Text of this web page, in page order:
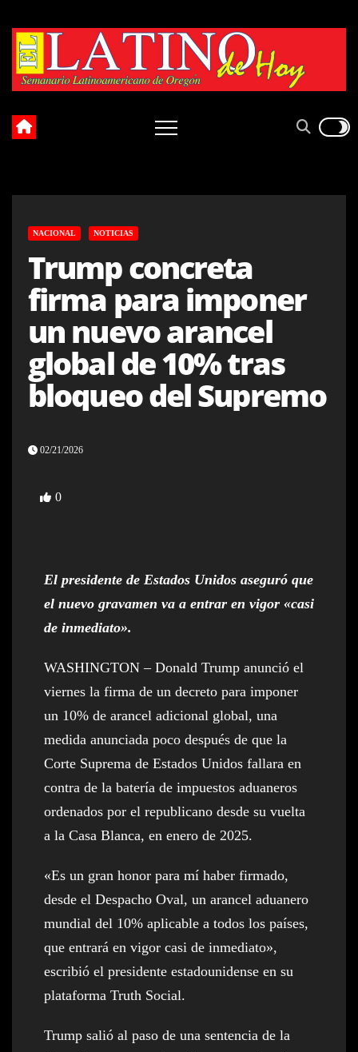
content
NACIONAL NOTICIAS
Trump concreta
firma para imponer
un nuevo arancel
global de 10% tras
bloqueo del Supremo
02/21/2026
0
El presidente de Estados Unidos aseguró que
el nuevo gravamen va a entrar en vigor «casi
de inmediato».
WASHINGTON – Donald Trump anunció el
viernes la firma de un decreto para imponer
un 10% de arancel adicional global, una
medida anunciada poco después de que la
Corte Suprema de Estados Unidos fallara en
contra de la batería de impuestos aduaneros
ordenados por el republicano desde su vuelta
a la Casa Blanca, en enero de 2025.
«Es un gran honor para mí haber firmado,
desde el Despacho Oval, un arancel aduanero
mundial del 10% aplicable a todos los países,
que entrará en vigor casi de inmediato»,
escribió el presidente estadounidense en su
plataforma Truth Social.
Trump salió al paso de una sentencia de la